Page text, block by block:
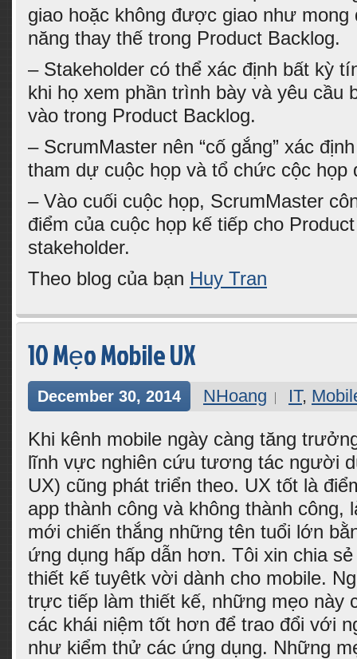
giao hoặc không được giao như
năng thay thế trong Product Backlog.
– Stakeholder có thể xác định bất kỳ
khi họ xem phần trình bày và yêu cầu
vào trong Product Backlog.
– ScrumMaster nên “cố gắng” xác
tham dự cuộc họp và tổ chức cộc họp
– Vào cuối cuộc họp, ScrumMaster
điểm của cuộc họp kế tiếp cho
stakeholder.
Theo blog của bạn Huy Tran
10 Mẹo Mobile UX
December 30, 2014 NHoang IT,
Khi kênh mobile ngày càng tăng
lĩnh vực nghiên cứu tương tác người
UX) cũng phát triển theo. UX tốt là
app thành công và không thành công,
mới chiến thắng những tên tuổi lớn
ứng dụng hấp dẫn hơn. Tôi xin chia
thiết kế tuyêtk vời dành cho mobile.
trực tiếp làm thiết kế, những mẹo này
các khái niệm tốt hơn để trao đổi với
như kiểm thử các ứng dụng. Những